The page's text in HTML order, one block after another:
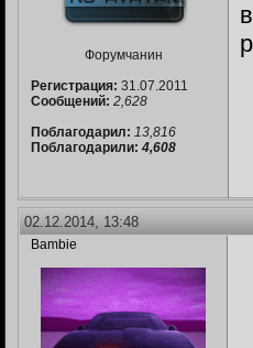
Форумчанин
Регистрация: 31.07.2011
Сообщений: 2,628
Поблагодарил: 13,816
Поблагодарили: 4,608
02.12.2014, 13:48
Bambie